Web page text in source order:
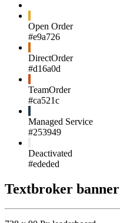
Open Order
#e9a726
DirectOrder
#d16a0d
TeamOrder
#ca521c
Managed Service
#253949
Deactivated
#ededed
Textbroker banner